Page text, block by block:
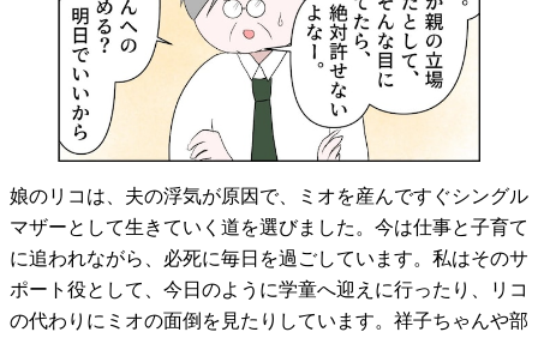
娘のリコは、夫の浮気が原因で、ミオを産んですぐシングル
マザーとして生きていく道を選びました。今は仕事と子育て
に追われながら、必死に毎日を過ごしています。私はそのサ
ポート役として、今日のように学童へ迎えに行ったり、リコ
の代わりにミオの面倒を見たりしています。祥子ちゃんや部